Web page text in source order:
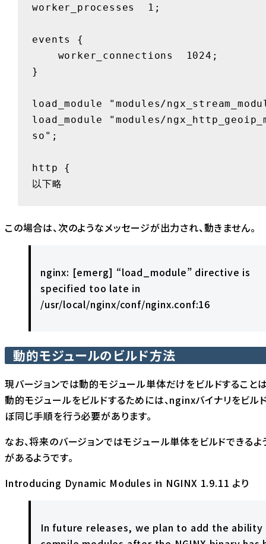
worker_processes  1;
events {
}
load_module "modules/
load_module "modules/
so";
http {
以下略
この場合は、次のようなメッセージが出力され、動きません。
nginx: [emerg] “load_module” directive is
specified too late in
/usr/local/nginx/conf/nginx.conf:16
動的モジュールのビルド方法
現バージョンでは動的モジュール単体だけをビルドすること
動的モジュールをビルドするためには、nginxバイナリをビル
ぼ同じ手順を行う必要があります。
なお、将来のバージョンではモジュール単体をビルドできる
があるようです。
Introducing Dynamic Modules in NGINX 1.9.11 より
In future releases, we plan to add the